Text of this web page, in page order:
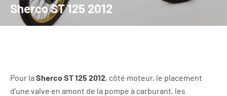
Sherco ST 125 2012
Pour la Sherco ST 125 2012, côté moteur, le placement
d’une valve en amont de la pompe à carburant, les